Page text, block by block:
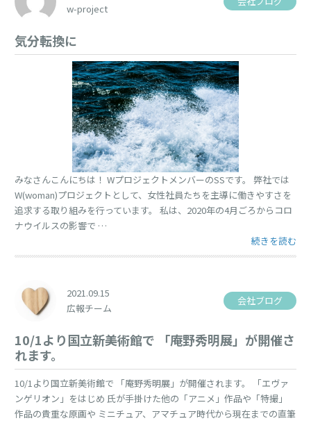
w-project
気分転換に
みなさんこんにちは！ WプロジェクトメンバーのSSです。 弊社では
W(woman)プロジェクトとして、女性社員たちを主導に働きやすさを
追求する取り組みを行っています。 私は、2020年の4月ごろからコロ
ナウイルスの影響で …
“気分転換に”
続きを読む
2021.09.15
広報チーム
会社ブログ
10/1より国立新美術館で 「庵野秀明展」が開催さ
れます。
10/1より国立新美術館で 「庵野秀明展」が開催されます。 「エヴァ
ンゲリオン」をはじめ 氏が手掛けた他の「アニメ」作品や「特撮」
作品の貴重な原画や ミニチュア、アマチュア時代から現在までの直筆